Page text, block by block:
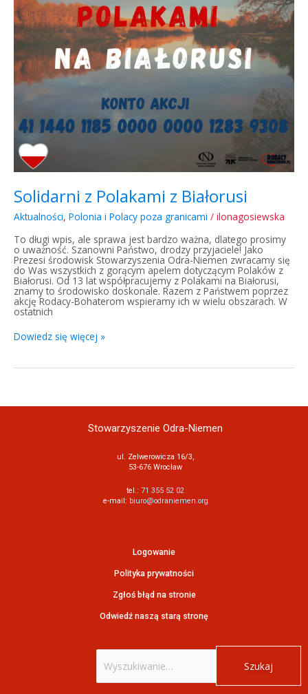
Solidarni z Polakami z Białorusi
Aktualności, Polonia i Polacy poza granicami / ilonagosiewska
To długi wpis, ale sprawa jest bardzo ważna, dlatego prosimy
o uważność. Szanowni Państwo, drodzy przyjaciele! Jako
Prezesi środowisk Stowarzyszenia Odra-Niemen zwracamy się
do Was wszystkich z gorącym apelem dotyczącym Polaków z
Białorusi. Od 13 lat współpracujemy z Polakami na Białorusi,
znamy to środowisko doskonale. Razem z Państwem poprzez
akcję Rodacy-Bohaterom wspieramy ich w wielu obszarach. W
ostatnich
Dowiedz się więcej »
Stowarzyszenie Odra-Niemen
ul. Zelwerowicza 16/3,
53-676 Wrocław
tel.: 71 355 52 02
e-mail: biuro@odraniemen.org
Logowanie
Polityka prywatności
Zgłoś błąd na stronie
Odwiedź naszą starą stronę
Szukaj
dla: